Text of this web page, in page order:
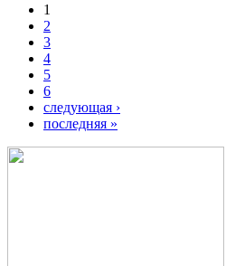
1
2
3
4
5
6
следующая ›
последняя »